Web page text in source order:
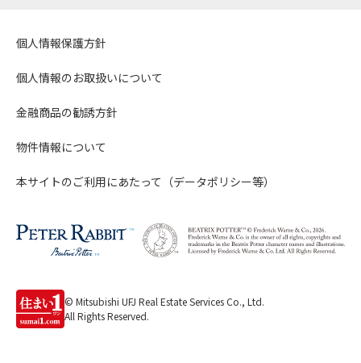
個人情報保護方針
個人情報のお取扱いについて
金融商品の勧誘方針
物件情報について
本サイトのご利用にあたって（データポリシー等）
© Mitsubishi UFJ Real Estate Services Co., Ltd.
All Rights Reserved.